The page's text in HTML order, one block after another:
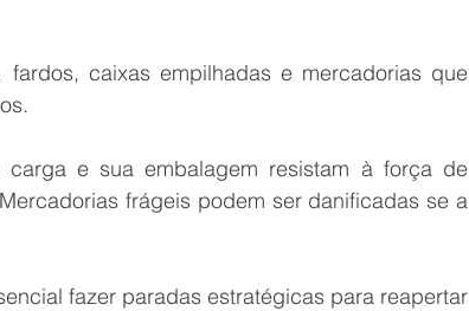
fardos, caixas empilhadas e mercadorias que
e sua embalagem resistam à força de
frágeis podem ser danificadas se a
fazer paradas estratégicas para reapertar